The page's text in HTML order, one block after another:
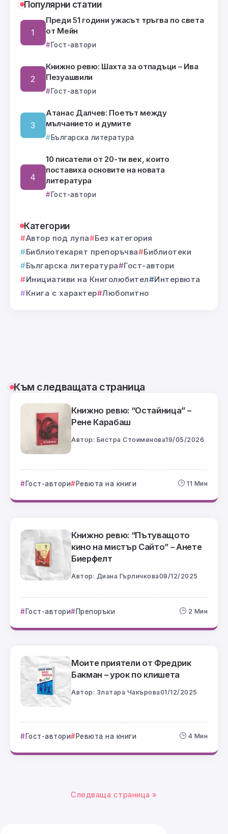
Популярни статии
Преди 51 години ужасът тръгва по света
от Мейн
Гост-автори
Книжно ревю: Шахта за отпадъци – Ива
Пезуашвили
Гост-автори
Атанас Далчев: Поетът между
мълчанието и думите
Българска литература
10 писатели от 20-ти век, които
поставиха основите на новата
литература
Гост-автори
Категории
Автор под лупа
Без категория
Библиотекарят препоръчва
Библиотеки
Българска литература
Гост-автори
Инициативи на Книголюбител
Интервюта
Книга с характер Любопитно
Към следващата страница
Книжно ревю: “Остайница” –
Рене Карабаш
Автор: Бистра Стоименова19/05/2026
Гост-автори Ревюта на книги 11 Мин
Книжно ревю: “Пътуващото
кино на мистър Сайто” – Анете
Биерфелт
Автор: Диана Гърличкова08/12/2025
Гост-автори Препоръки 2 Мин
Моите приятели от Фредрик
Бакман – урок по клишета
Автор: Златара Чакърова01/12/2025
Гост-автори Ревюта на книги 4 Мин
Следваща страница »